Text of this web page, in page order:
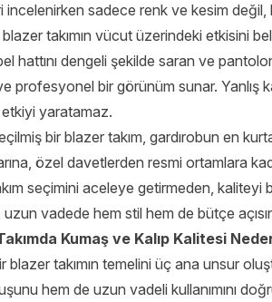
incelenirken sadece renk ve kesim
blazer takımın vücut üzerindeki etkisini
hattını dengeli şekilde saran ve
profesyonel bir görünüm sunar. Yanlış
yaratamaz.
bir blazer takım, gardırobun en
özel davetlerden resmi ortamlara
seçimini aceleye getirmeden,
vadede hem stil hem de bütçe
Kumaş ve Kalıp Kalitesi
blazer takımın temelini üç ana unsur
hem de uzun vadeli kullanımını